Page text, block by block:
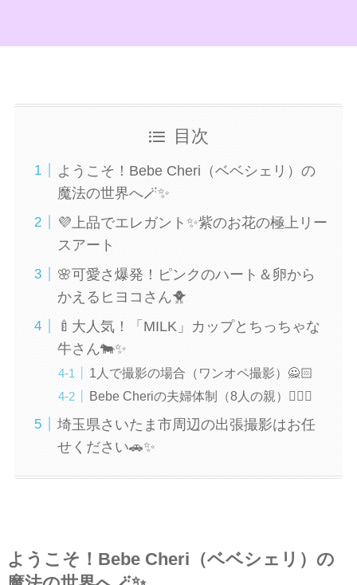
目次
ようこそ！Bebe Cheri（ベベシェリ）の
魔法の世界へ🪄✨
💜上品でエレガント✨紫のお花の極上リー
スアート
🌸可愛さ爆発！ピンクのハート＆卵から
かえるヒヨコさん🐥
🍼大人気！「MILK」カップとちっちゃな
牛さん🐄✨
1人で撮影の場合（ワンオペ撮影）🙅🏻
Bebe Cheriの夫婦体制（8人の親）🙆🏻‍♀️
埼玉県さいたま市周辺の出張撮影はお任
せください🚗✨
ようこそ！Bebe Cheri（ベベシェリ）の